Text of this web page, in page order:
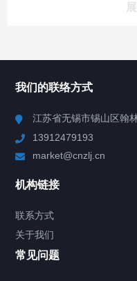
Chiller高精度制冷循环器
TCU温度控制单元
我们的联络方式
江苏省无锡市锡山区翰
13912479193
market@cnzlj.cn
机构链接
联系方式
关于我们
常见问题